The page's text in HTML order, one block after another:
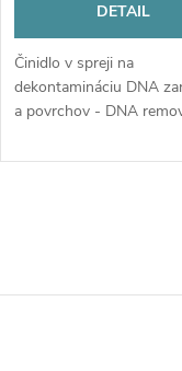
DETAIL
Činidlo v spreji na
dekontamináciu DNA
a povrchov - DNA